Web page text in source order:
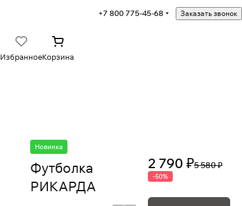
+7 800 775-45-68 Заказать звонок
ИзбранноеКорзина
Новинка
Футболка
РИКАРДА
2 790 ₽5 580 ₽
-50%